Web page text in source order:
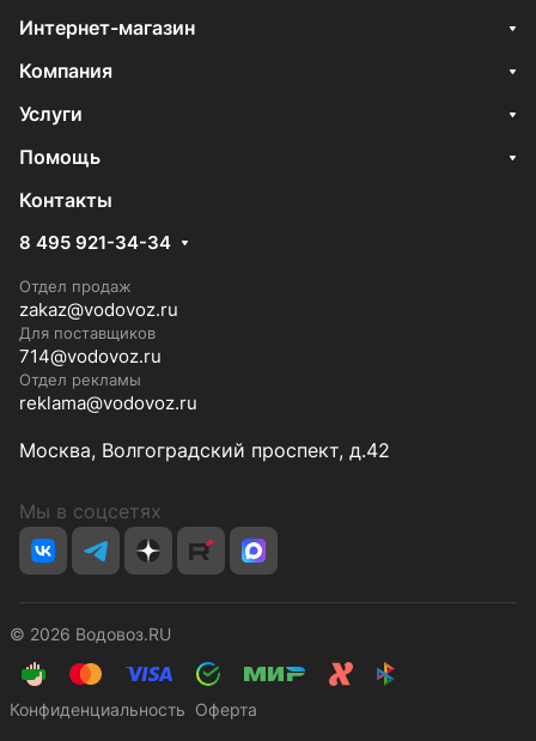
Интернет-магазин
Компания
Услуги
Помощь
Контакты
8 495 921-34-34
Отдел продаж
zakaz@vodovoz.ru
Для поставщиков
714@vodovoz.ru
Отдел рекламы
reklama@vodovoz.ru
Москва, Волгоградский проспект, д.42
Мы в соцсетях
© 2026 Водовоз.RU
Конфиденциальность Оферта